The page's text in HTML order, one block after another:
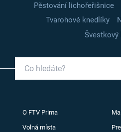
Pěstování lichořeřišnice
Tvarohové knedlíky
Švestkový
O FTV Prima
Volná místa